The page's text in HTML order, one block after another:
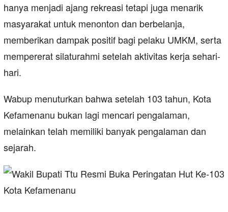
hanya menjadi ajang rekreasi tetapi juga menarik
masyarakat untuk menonton dan berbelanja,
memberikan dampak positif bagi pelaku UMKM, serta
mempererat silaturahmi setelah aktivitas kerja sehari-
hari.
Wabup menuturkan bahwa setelah 103 tahun, Kota
Kefamenanu bukan lagi mencari pengalaman,
melainkan telah memiliki banyak pengalaman dan
sejarah.